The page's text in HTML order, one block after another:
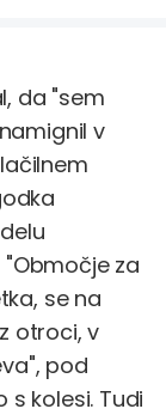
da "sem
v
za
se na
otroci, v
pod
kolesi. Tudi